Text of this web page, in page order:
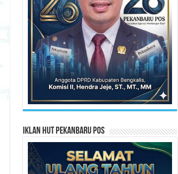
Iklan HUT Pekanbaru Pos